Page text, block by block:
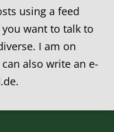
using a feed
you want to talk to
I am on
can also write an e-